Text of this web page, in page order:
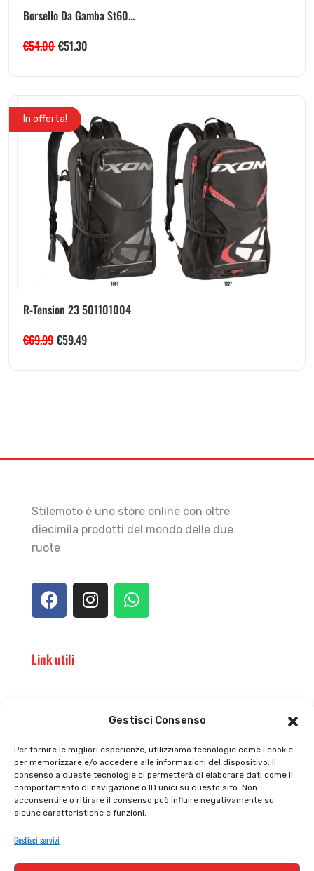
Gestisci Consenso
Per fornire le migliori esperienze, utilizziamo tecnologie come i cookie
per memorizzare e/o accedere alle informazioni del dispositivo. Il
consenso a queste tecnologie ci permetterà di elaborare dati come il
comportamento di navigazione o ID unici su questo sito. Non
acconsentire o ritirare il consenso può influire negativamente su
alcune caratteristiche e funzioni.
Gestisci servizi
Borsello Da Gamba St60...
€54.00 €51.30
In offerta!
R-Tension 23 501101004
€69.99 €59.49
Stilemoto è uno store online con oltre
diecimila prodotti del mondo delle due
ruote
Link utili
Privacy policy
Cookie policy
Tutti prodotti
Termini e condizioni